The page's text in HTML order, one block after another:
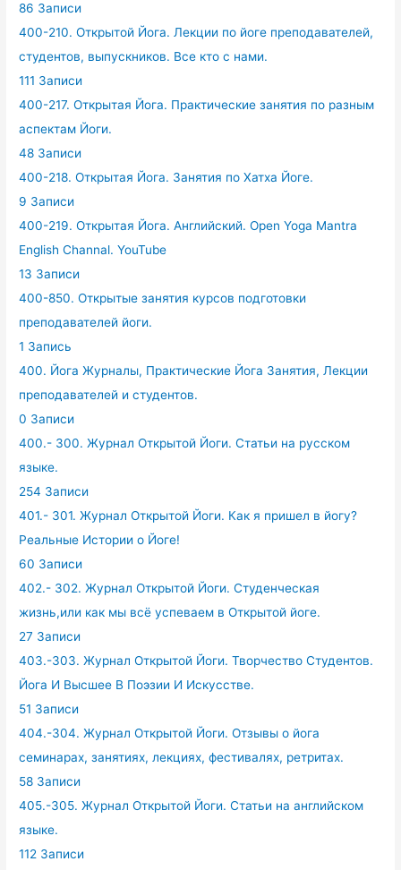
86 Записи
400-210. Открытой Йога. Лекции по йоге преподавателей,
студентов, выпускников. Все кто с нами.
111 Записи
400-217. Открытая Йога. Практические занятия по разным
аспектам Йоги.
48 Записи
400-218. Открытая Йога. Занятия по Хатха Йоге.
9 Записи
400-219. Открытая Йога. Английский. Open Yoga Mantra
English Channal. YouTube
13 Записи
400-850. Открытые занятия курсов подготовки
преподавателей йоги.
1 Запись
400. Йога Журналы, Практические Йога Занятия, Лекции
преподавателей и студентов.
0 Записи
400.- 300. Журнал Открытой Йоги. Статьи на русском
языке.
254 Записи
401.- 301. Журнал Открытой Йоги. Как я пришел в йогу?
Реальные Истории о Йоге!
60 Записи
402.- 302. Журнал Открытой Йоги. Студенческая
жизнь,или как мы всё успеваем в Открытой йоге.
27 Записи
403.-303. Журнал Открытой Йоги. Творчество Студентов.
Йога И Высшее В Поэзии И Искусстве.
51 Записи
404.-304. Журнал Открытой Йоги. Отзывы о йога
семинарах, занятиях, лекциях, фестивалях, ретритах.
58 Записи
405.-305. Журнал Открытой Йоги. Статьи на английском
языке.
112 Записи